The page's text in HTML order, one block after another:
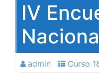
IV
admin Curso